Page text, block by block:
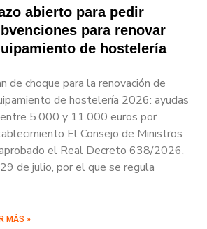
abierto para pedir
para renovar
de hostelería
de choque para la renovación de
de hostelería 2026: ayudas
5.000 y 11.000 euros por
El Consejo de Ministros
el Real Decreto 638/2026,
de julio, por el que se regula
MÁS »